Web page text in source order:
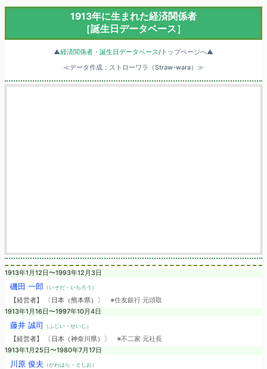
1913年に生まれた経済関係者
［誕生日データベース］
▲経済関係者・誕生日データベース/トップページへ▲
≪データ作成：ストローワラ（Straw-wara）≫
1913年1月12日〜1993年12月3日
磯田 一郎（いそだ・いちろう）
【経営者】 〔日本（熊本県）〕 ※住友銀行 元頭取
1913年1月16日〜1997年10月4日
藤井 誠司 （ふじい・せいじ）
【経営者】 〔日本（神奈川県）〕 ※不二家 元社長
1913年1月25日〜1980年7月17日
川原 俊夫 （かわはら・としお）